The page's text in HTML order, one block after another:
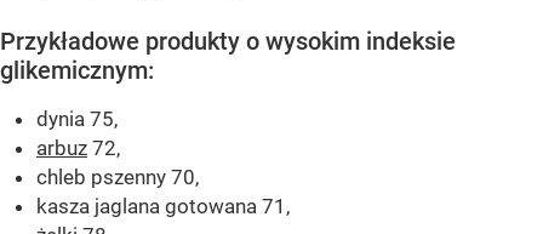
Przykładowe produkty o wysokim indeksie
glikemicznym:
dynia 75,
arbuz 72,
chleb pszenny 70,
kasza jaglana gotowana 71,